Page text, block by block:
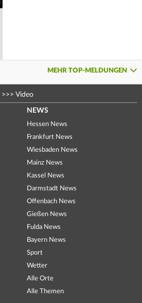
MEHR TOP-MELDUNGEN
>>> Video
NEWS
Hessen News
Frankfurt News
Wiesbaden News
Mainz News
Kassel News
Darmstadt News
Offenbach News
Gießen News
Fulda News
Bayern News
Sport
Wetter
Alle Orte
Alle Themen